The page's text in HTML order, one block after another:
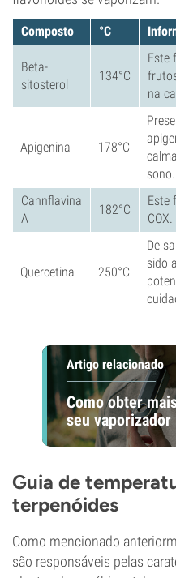
Composto °C
Beta-
sitosterol
134°C
Este
na
Apigenina 178°C
sono.
Cannflavina
A
182°C
Este
COX.
Quercetina 250°C
De
sido
Artigo relacionado
Como obter
seu vaporizador
Guia de
terpenóides
Como mencionado
são responsáveis pelas